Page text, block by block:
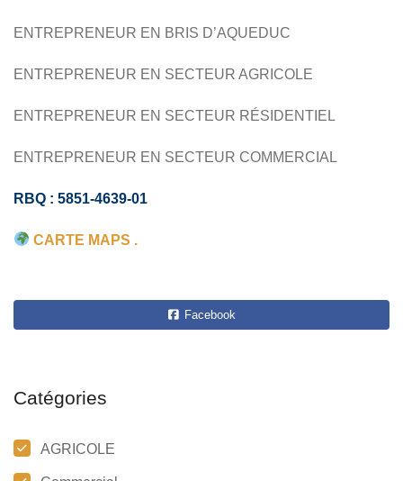
ENTREPRENEUR EN BRIS D’AQUEDUC
ENTREPRENEUR EN SECTEUR AGRICOLE
ENTREPRENEUR EN SECTEUR RÉSIDENTIEL
ENTREPRENEUR EN SECTEUR COMMERCIAL
RBQ : 5851-4639-01
CARTE MAPS .
Facebook
Catégories
AGRICOLE